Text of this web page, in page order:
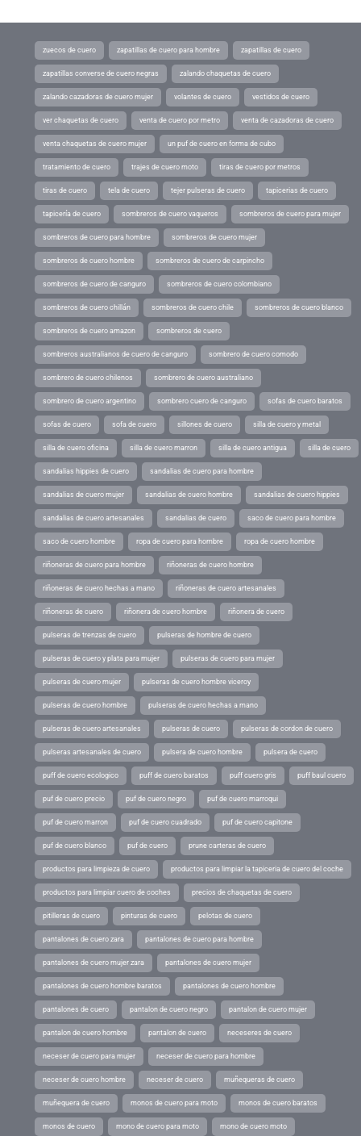
zuecos de cuero zapatillas de cuero para hombre zapatillas de cuero
zapatillas converse de cuero negras zalando chaquetas de cuero
zalando cazadoras de cuero mujer volantes de cuero vestidos de cuero
ver chaquetas de cuero venta de cuero por metro venta de cazadoras de cuero
venta chaquetas de cuero mujer un puf de cuero en forma de cubo
tratamiento de cuero trajes de cuero moto tiras de cuero por metros
tiras de cuero tela de cuero tejer pulseras de cuero tapicerias de cuero
tapicería de cuero sombreros de cuero vaqueros sombreros de cuero para mujer
sombreros de cuero para hombre sombreros de cuero mujer
sombreros de cuero hombre sombreros de cuero de carpincho
sombreros de cuero de canguro sombreros de cuero colombiano
sombreros de cuero chillán sombreros de cuero chile sombreros de cuero blanco
sombreros de cuero amazon sombreros de cuero
sombreros australianos de cuero de canguro sombrero de cuero comodo
sombrero de cuero chilenos sombrero de cuero australiano
sombrero de cuero argentino sombrero cuero de canguro sofas de cuero baratos
sofas de cuero sofa de cuero sillones de cuero silla de cuero y metal
silla de cuero oficina silla de cuero marron silla de cuero antigua silla de cuero
sandalias hippies de cuero sandalias de cuero para hombre
sandalias de cuero mujer sandalias de cuero hombre sandalias de cuero hippies
sandalias de cuero artesanales sandalias de cuero saco de cuero para hombre
saco de cuero hombre ropa de cuero para hombre ropa de cuero hombre
riñoneras de cuero para hombre riñoneras de cuero hombre
riñoneras de cuero hechas a mano riñoneras de cuero artesanales
riñoneras de cuero riñonera de cuero hombre riñonera de cuero
pulseras de trenzas de cuero pulseras de hombre de cuero
pulseras de cuero y plata para mujer pulseras de cuero para mujer
pulseras de cuero mujer pulseras de cuero hombre viceroy
pulseras de cuero hombre pulseras de cuero hechas a mano
pulseras de cuero artesanales pulseras de cuero pulseras de cordon de cuero
pulseras artesanales de cuero pulsera de cuero hombre pulsera de cuero
puff de cuero ecologico puff de cuero baratos puff cuero gris puff baul cuero
puf de cuero precio puf de cuero negro puf de cuero marroqui
puf de cuero marron puf de cuero cuadrado puf de cuero capitone
puf de cuero blanco puf de cuero prune carteras de cuero
productos para limpieza de cuero productos para limpiar la tapiceria de cuero del coche
productos para limpiar cuero de coches precios de chaquetas de cuero
pitilleras de cuero pinturas de cuero pelotas de cuero
pantalones de cuero zara pantalones de cuero para hombre
pantalones de cuero mujer zara pantalones de cuero mujer
pantalones de cuero hombre baratos pantalones de cuero hombre
pantalones de cuero pantalon de cuero negro pantalon de cuero mujer
pantalon de cuero hombre pantalon de cuero neceseres de cuero
neceser de cuero para mujer neceser de cuero para hombre
neceser de cuero hombre neceser de cuero muñequeras de cuero
muñequera de cuero monos de cuero para moto monos de cuero baratos
monos de cuero mono de cuero para moto mono de cuero moto